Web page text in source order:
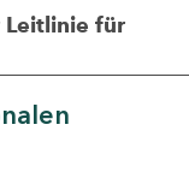
Leitlinie für